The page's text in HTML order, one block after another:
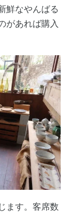
鮮なやんばる
があれば購入
ます。客席数